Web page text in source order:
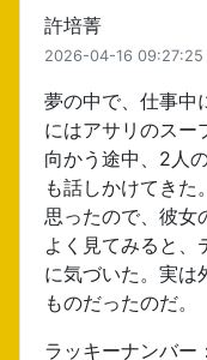
許培菁
2026-04-16 09:27:25
夢の中で、仕事中
にはアサリのスー
向かう途中、2人
も話しかけてきた
思ったので、彼女
よく見てみると、
に気づいた。実は
ものだったのだ。
ラッキーナンバ